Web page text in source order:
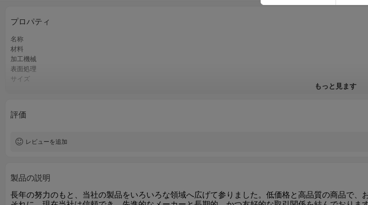
プロパティ
名称
材料
加工機械
表面処理
サイズ
過程
QCコントロール
もっと見ます
評価
レビューを追加
製品の説明
長年の努力のもと、当社の製品をいろいろな領域へ広げて参りました。低価格と高品質の商品で、